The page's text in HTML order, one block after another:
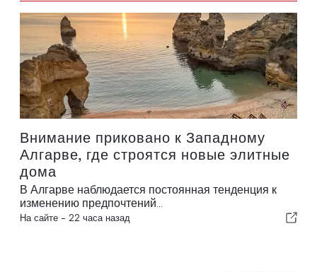
Внимание приковано к Западному
Алгарве, где строятся новые элитные
дома
В Алгарве наблюдается постоянная тенденция к
изменению предпочтений...
На сайте - 22 часа назад